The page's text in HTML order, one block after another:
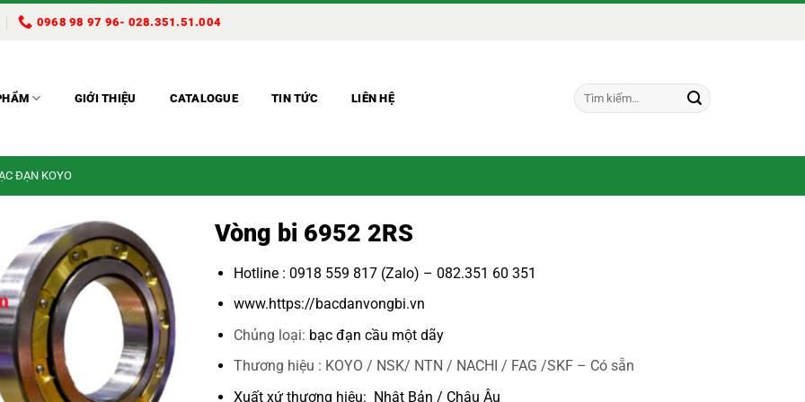
0968 98 97 96- 028.351.51.004
GIỚI THIỆU CATALOGUE TIN TỨC LIÊN HỆ
Tìm
kiếm:
ĐẠN KOYO
Vòng bi 6952 2RS
Hotline : 0918 559 817 (Zalo) – 082.351 60 351
www.https://bacdanvongbi.vn
Chủng loại: bạc đạn cầu một dãy
Thương hiệu : KOYO / NSK/ NTN / NACHI / FAG /SKF – Có sẵn
Xuất xứ thương hiệu: Nhật Bản / Châu Âu